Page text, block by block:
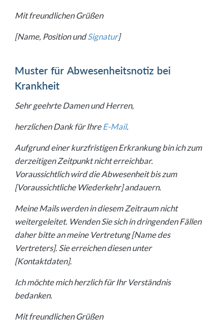
Mit freundlichen Grüßen
[Name, Position undSignatur]
Muster für Abwesenheitsnotiz bei
Krankheit
Sehr geehrte Damen und Herren,
herzlichen Dank für IhreE-Mail.
Aufgrund einer kurzfristigen Erkrankung bin ich zum
derzeitigen Zeitpunkt nicht erreichbar.
Voraussichtlich wird die Abwesenheit bis zum
[Voraussichtliche Wiederkehr] andauern.
Meine Mails werden in diesem Zeitraum nicht
weitergeleitet. Wenden Sie sich in dringenden Fällen
daher bitte an meine Vertretung [Name des
Vertreters]. Sie erreichen diesen unter
[Kontaktdaten].
Ich möchte mich herzlich für Ihr Verständnis
bedanken.
Mit freundlichen Grüßen